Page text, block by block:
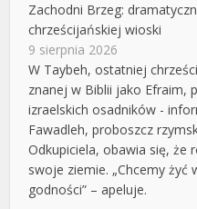
Zachodni Brzeg:
chrześcijańskiej wioski
9 sierpnia 2026
W Taybeh, ostatniej
znanej w Biblii jako Efraim,
izraelskich osadników -
Fawadleh, proboszcz
Odkupiciela, obawia się, że
swoje ziemie. „Chcemy
godności” – apeluje.